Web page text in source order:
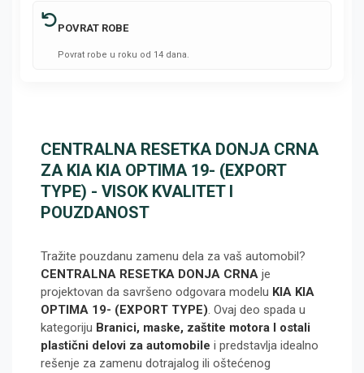
POVRAT ROBE
Povrat robe u roku od 14 dana.
CENTRALNA RESETKA DONJA CRNA
ZA KIA KIA OPTIMA 19- (EXPORT
TYPE) - VISOK KVALITET I
POUZDANOST
Tražite pouzdanu zamenu dela za vaš automobil?
CENTRALNA RESETKA DONJA CRNA je
projektovan da savršeno odgovara modelu KIA KIA
OPTIMA 19- (EXPORT TYPE). Ovaj deo spada u
kategoriju Branici, maske, zaštite motora I ostali
plastični delovi za automobile i predstavlja idealno
rešenje za zamenu dotrajalog ili oštećenog